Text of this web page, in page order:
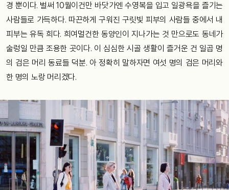
경 뿐이다. 벌써 10월이건만 바닷가엔 수영복을 입고 일광욕을 즐기는
사람들로 가득하다. 따끈하게 구워진 구릿빛 피부의 사람들 중에서 내
피부는 유독 희다. 희여멀건한 동양인이 지나가는 것 만으로도 동네가
술렁일 만큼 조용한 곳이다. 이 심심한 시골 생활이 즐거운 건 일곱 명
의 검은 머리 동료들 덕분. 아 정확히 말하자면 여섯 명의 검은 머리와
한 명의 노랑 머리겠다.